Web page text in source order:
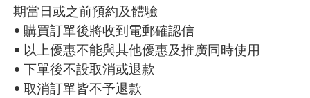
期當日或之前預約及體驗
• 購買訂單後將收到電郵確認信
• 以上優惠不能與其他優惠及推廣同時使用
• 下單後不設取消或退款
• 取消訂單皆不予退款